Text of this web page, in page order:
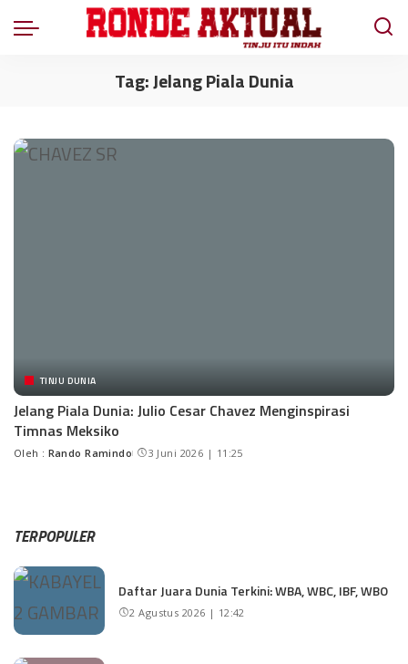
Tag:Jelang Piala Dunia
TINJU DUNIA
Jelang Piala Dunia: Julio Cesar Chavez Menginspirasi
Timnas Meksiko
Oleh : Rando Ramindo 3 Juni 2026 | 11:25
TERPOPULER
Daftar Juara Dunia Terkini: WBA, WBC, IBF, WBO
2 Agustus 2026 | 12:42